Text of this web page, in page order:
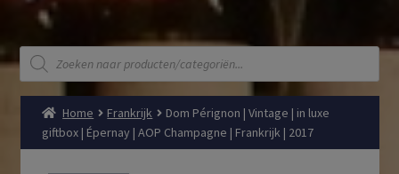
Producten
zoeken
Home Frankrijk
Dom Pérignon | Vintage | in luxe
giftbox | Épernay | AOP Champagne | Frankrijk | 2017